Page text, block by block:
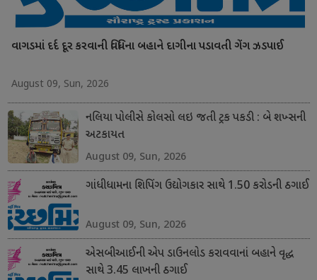
વાગડમાં દર્દ દૂર કરવાની વિધિના બહાને દાગીના પડાવતી ગેંગ ઝડપાઈ
August 09, Sun, 2026
નલિયા પોલીસે કોલસો લઇ જતી ટ્રક પકડી : બે શખ્સની
અટકાયત
August 09, Sun, 2026
ગાંધીધામના શિપિંગ ઉદ્યોગકાર સાથે 1.50 કરોડની ઠગાઈ
August 09, Sun, 2026
એસબીઆઈની એપ ડાઉનલોડ કરાવવાનાં બહાને વૃદ્ધ
સાથે 3.45 લાખની ઠગાઈ